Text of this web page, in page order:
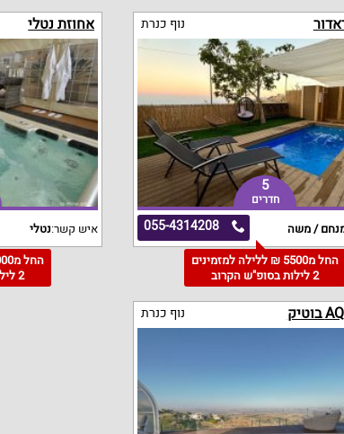
נוף כנרת
5
חדרים
055-4314208
/ משה
החל מ5500 ₪ ללילה למזמינים
2 לילות בסופ"ש הקרוב
אחוזת נטלי
איש קשר:נטלי
2 לילות בסופ"ש הקרוב
נוף כנרת